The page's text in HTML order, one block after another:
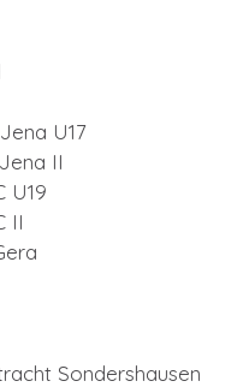
U17
II
U19
II
Sondershausen